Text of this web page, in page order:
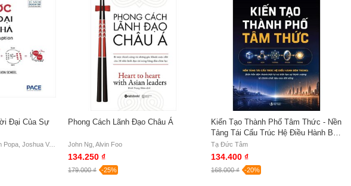
Đại Của Sự
Henrik Von Scheel, Ciprian Popa, Joshua Von Scheel
Phong Cách Lãnh Đạo Châu Á
John Ng, Alvin Foo
134.250 ₫
179.000 ₫ -25%
Kiến Tạo Thành Phố Tâm Thức - Nền
Tảng Tái Cấu Trúc Hệ Điều Hành Bên
Trong - Tạ Đức Tâm
Tạ Đức Tâm
134.400 ₫
168.000 ₫ -20%